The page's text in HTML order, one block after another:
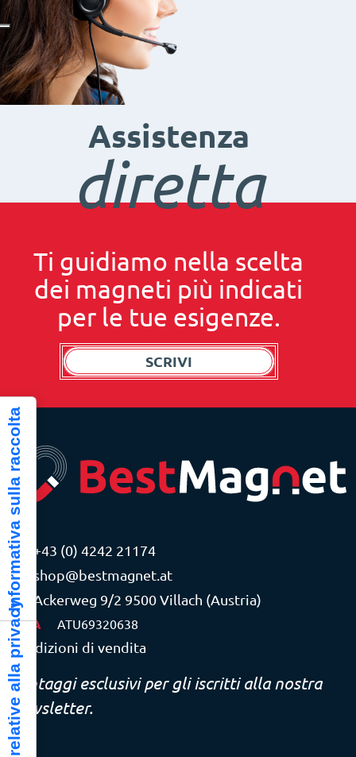
Assistenza
diretta
Ti guidiamo nella scelta
dei magneti più indicati
per le tue esigenze.
SCRIVI
+43 (0) 4242 21174
shop@bestmagnet.at
Ackerweg 9/2 9500 Villach (Austria)
P.IVA ATU69320638
Condizioni di vendita
Vantaggi esclusivi per gli iscritti alla nostra
newsletter.
Informativa sulla raccolta